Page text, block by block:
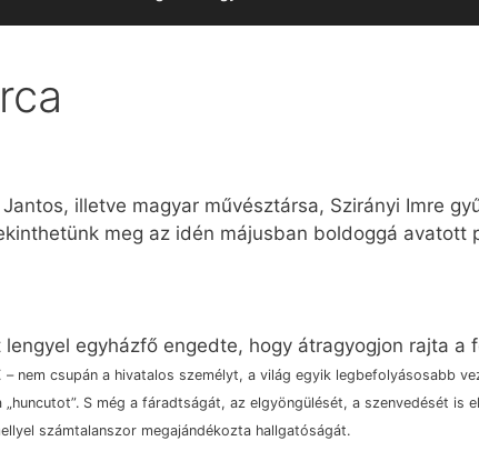
illetve magyar művésztársa, Szirányi Imre
meg az idén májusban boldoggá avatott
egyházfő engedte, hogy átragyogjon rajta a
–nem csupán a hivatalos személyt, a világ egyik legbefolyásosabb
S még a fáradtságát, az elgyöngülését, a szenvedését is
számtalanszor megajándékozta hallgatóságát.